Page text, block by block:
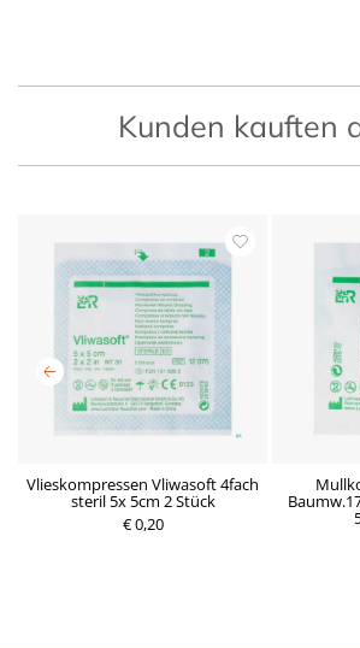
Kunden kauften
Vlieskompressen Vliwasoft 4fach
steril 5x 5cm 2 Stück
€ 0,20